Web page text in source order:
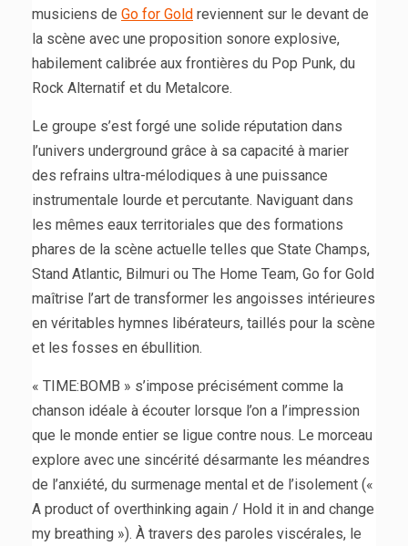
musiciens de Go for Gold reviennent sur le devant de
la scène avec une proposition sonore explosive,
habilement calibrée aux frontières du Pop Punk, du
Rock Alternatif et du Metalcore.
Le groupe s’est forgé une solide réputation dans
l’univers underground grâce à sa capacité à marier
des refrains ultra-mélodiques à une puissance
instrumentale lourde et percutante. Naviguant dans
les mêmes eaux territoriales que des formations
phares de la scène actuelle telles que State Champs,
Stand Atlantic, Bilmuri ou The Home Team, Go for Gold
maîtrise l’art de transformer les angoisses intérieures
en véritables hymnes libérateurs, taillés pour la scène
et les fosses en ébullition.
« TIME:BOMB » s’impose précisément comme la
chanson idéale à écouter lorsque l’on a l’impression
que le monde entier se ligue contre nous. Le morceau
explore avec une sincérité désarmante les méandres
de l’anxiété, du surmenage mental et de l’isolement («
A product of overthinking again / Hold it in and change
my breathing »). À travers des paroles viscérales, le